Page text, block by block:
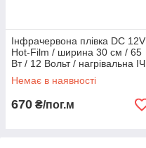
Інфрачервона плівка DC 12V
Hot-Film / ширина 30 см / 65
Вт / 12 Вольт / нагрівальна ІЧ
плівка тепла підлога
Немає в наявності
670 ₴/пог.м